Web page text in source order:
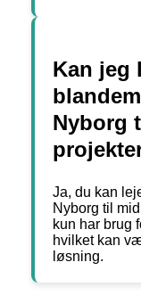
Kan jeg
Nyborg
Ja, du kan
Nyborg til
kun har brug
hvilket kan
løsning.